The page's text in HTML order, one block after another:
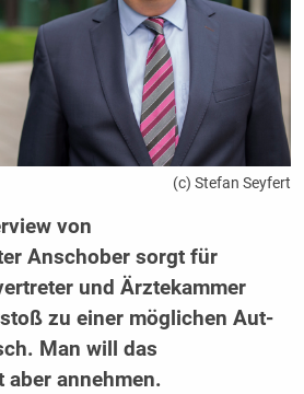
(c) Stefan Seyfert
von
Anschober sorgt für
und Ärztekammer
zu einer möglichen Aut-
Man will das
aber annehmen.